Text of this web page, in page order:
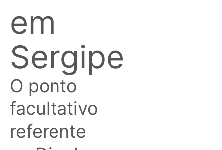
em
Sergipe
O ponto
facultativo
referente